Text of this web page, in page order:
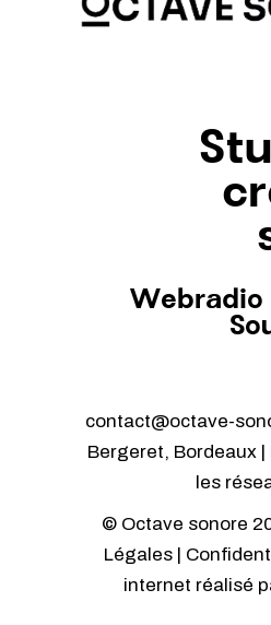
Webradio
contact@octave-
Bergeret, Bordeaux
les
© Octave sonore
Légales |
internet réalisé